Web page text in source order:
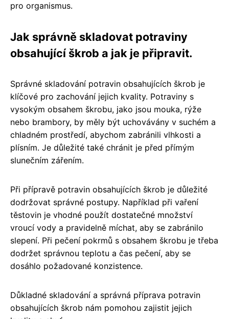
pro organismus.
Jak správně skladovat potraviny
obsahující škrob a jak je připravit.
Správné skladování potravin obsahujících škrob je
klíčové pro zachování jejich kvality. Potraviny s
vysokým obsahem škrobu, jako jsou mouka, rýže
nebo brambory, by měly být uchovávány v suchém a
chladném prostředí, abychom zabránili vlhkosti a
plísním. Je důležité také chránit je před přímým
slunečním zářením.
Při přípravě potravin obsahujících škrob je důležité
dodržovat správné postupy. Například při vaření
těstovin je vhodné použít dostatečné množství
vroucí vody a pravidelně míchat, aby se zabránilo
slepení. Při pečení pokrmů s obsahem škrobu je třeba
dodržet správnou teplotu a čas pečení, aby se
dosáhlo požadované konzistence.
Důkladné skladování a správná příprava potravin
obsahujících škrob nám pomohou zajistit jejich